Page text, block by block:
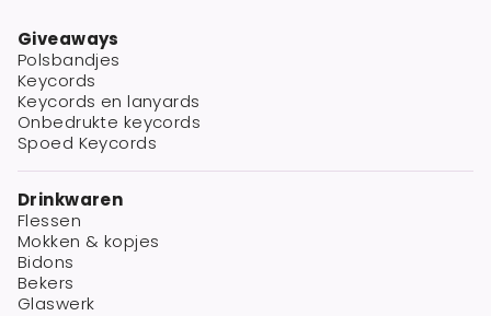
Giveaways
Polsbandjes
Keycords
Keycords en lanyards
Onbedrukte keycords
Spoed Keycords
Drinkwaren
Flessen
Mokken & kopjes
Bidons
Bekers
Glaswerk